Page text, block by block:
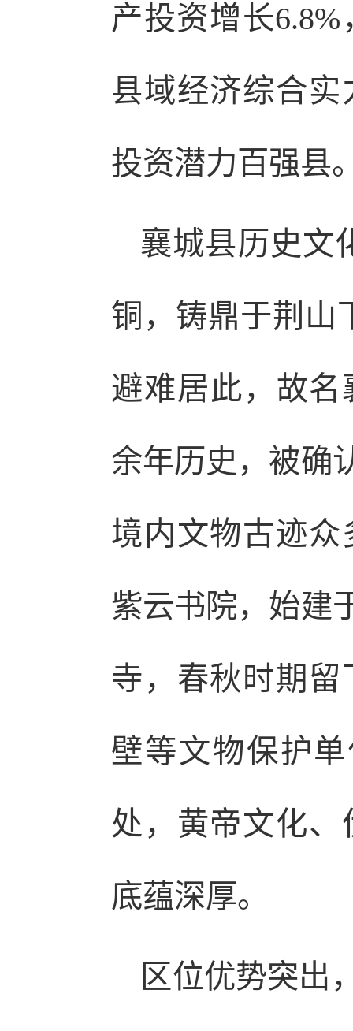
产投资增长
县域经济综合
投资潜力百强县
襄城县历史文
铜，铸鼎于荆山
避难居此，故名
余年历史，被确
境内文物古迹
紫云书院，始建
寺，春秋时期
壁等文物保护
处，黄帝文化
底蕴深厚。
区位优势突出